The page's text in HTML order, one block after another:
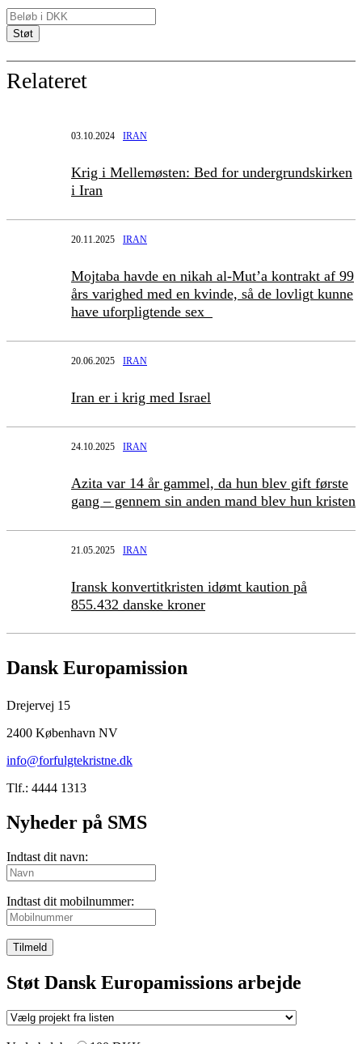
Relateret
03.10.2024 IRAN
Krig i Mellemøsten: Bed for undergrundskirken
i Iran
20.11.2025 IRAN
Mojtaba havde en nikah al-Mut’a kontrakt af 99
års varighed med en kvinde, så de lovligt kunne
have uforpligtende sex
20.06.2025 IRAN
Iran er i krig med Israel
24.10.2025 IRAN
Azita var 14 år gammel, da hun blev gift første
gang – gennem sin anden mand blev hun kristen
21.05.2025 IRAN
Iransk konvertitkristen idømt kaution på
855.432 danske kroner
Dansk Europamission
Drejervej 15
2400 København NV
info@forfulgtekristne.dk
Tlf.: 4444 1313
Nyheder på SMS
Indtast dit navn:
Indtast dit mobilnummer:
Tilmeld
Støt Dansk Europamissions arbejde